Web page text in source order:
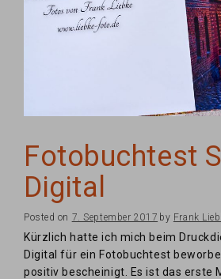
Fotobuchtest
Digital
Posted on 7. September 2017 by Frank
Kürzlich hatte ich mich beim
Digital für ein Fotobuchtest
positiv bescheinigt. Es ist das erste